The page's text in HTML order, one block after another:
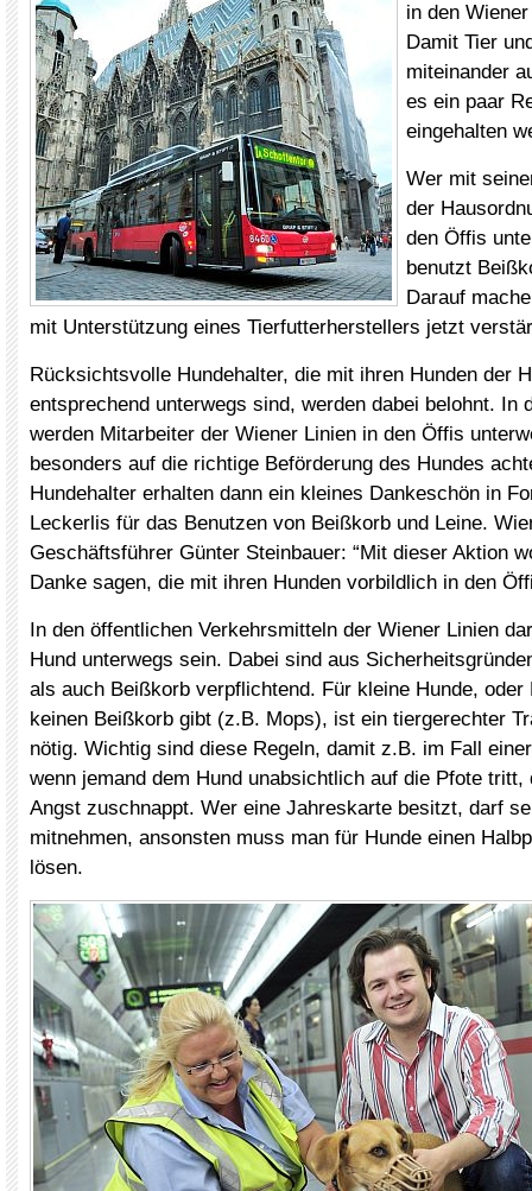
in den
Damit Tier
miteinander
es ein paar
eingehalten
Wer mit
der
den Öffis
benutzt
Darauf
mit Unterstützung eines Tierfutterherstellers jetzt
Rücksichtsvolle Hundehalter, die mit ihren Hunden der
entsprechend unterwegs sind, werden dabei belohnt. In
werden Mitarbeiter der Wiener Linien in den Öffis
besonders auf die richtige Beförderung des Hundes
Hundehalter erhalten dann ein kleines Dankeschön in
Leckerlis für das Benutzen von Beißkorb und Leine.
Geschäftsführer Günter Steinbauer: “Mit dieser Aktion
Danke sagen, die mit ihren Hunden vorbildlich in den
In den öffentlichen Verkehrsmitteln der Wiener Linien
Hund unterwegs sein. Dabei sind aus
als auch Beißkorb verpflichtend. Für kleine Hunde, oder
keinen Beißkorb gibt (z.B. Mops), ist ein tiergerechter
nötig. Wichtig sind diese Regeln, damit z.B. im Fall
wenn jemand dem Hund unabsichtlich auf die Pfote
Angst zuschnappt. Wer eine Jahreskarte besitzt, darf
mitnehmen, ansonsten muss man für Hunde einen
lösen.